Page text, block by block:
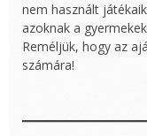
nem használt
azoknak a
Reméljük, hogy az
számára!